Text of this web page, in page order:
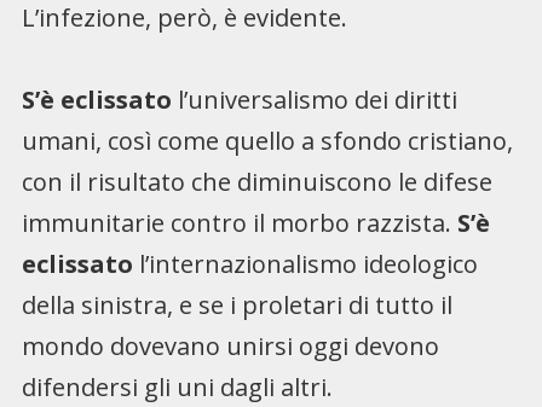
L’infezione, però, è evidente.
S’è eclissato l’universalismo dei diritti
umani, così come quello a sfondo cristiano,
con il risultato che diminuiscono le difese
immunitarie contro il morbo razzista. S’è
eclissato l’internazionalismo ideologico
della sinistra, e se i proletari di tutto il
mondo dovevano unirsi oggi devono
difendersi gli uni dagli altri.